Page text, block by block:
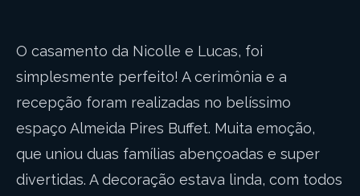
O casamento da Nicolle e Lucas, foi
simplesmente perfeito! A cerimônia e a
recepção foram realizadas no belíssimo
espaço Almeida Pires Buffet. Muita emoção,
que uniou duas famílias abençoadas e super
divertidas. A decoração estava linda, com todos